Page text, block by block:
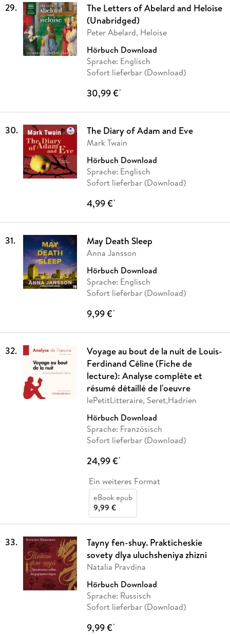
29.
The Letters of Abelard and Heloise
(Unabridged)
Peter Abelard, Heloise
Hörbuch Download
Sprache: Englisch
Sofort lieferbar (Download)
30,99 €*
30. The Diary of Adam and Eve
Mark Twain
Hörbuch Download
Sprache: Englisch
Sofort lieferbar (Download)
4,99 €*
31. May Death Sleep
Anna Jansson
Hörbuch Download
Sprache: Englisch
Sofort lieferbar (Download)
9,99 €*
32.
Voyage au bout de la nuit de Louis-
Ferdinand Céline (Fiche de
lecture): Analyse complète et
résumé détaillé de l'oeuvre
lePetitLitteraire, Seret,Hadrien
Hörbuch Download
Sprache: Französisch
Sofort lieferbar (Download)
24,99 €*
Ein weiteres Format
eBook epub
9,99 €
33.
Tayny fen-shuy. Prakticheskie
sovety dlya uluchsheniya zhizni
Natalia Pravdina
Hörbuch Download
Sprache: Russisch
Sofort lieferbar (Download)
9,99 €*